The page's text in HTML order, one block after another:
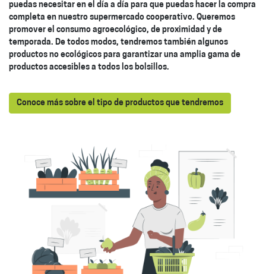
puedas necesitar en el día a día para que puedas hacer la compra
completa en nuestro supermercado cooperativo. Queremos
promover el consumo agroecológico, de proximidad y de
temporada. De todos modos, tendremos también algunos
productos no ecológicos para garantizar una amplia gama de
productos accesibles a todos los bolsillos.
Conoce más sobre el tipo de productos que tendremos